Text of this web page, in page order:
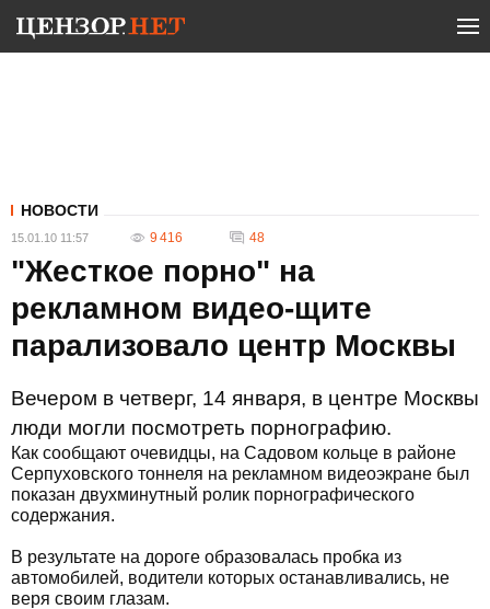
НОВОСТИ
15.01.10 11:57 9 416 48
"Жесткое порно" на
рекламном видео-щите
парализовало центр Москвы
Вечером в четверг, 14 января, в центре Москвы
люди могли посмотреть порнографию.
Как сообщают очевидцы, на Садовом кольце в районе
Серпуховского тоннеля на рекламном видеоэкране был
показан двухминутный ролик порнографического
содержания.
В результате на дороге образовалась пробка из
автомобилей, водители которых останавливались, не
веря своим глазам.